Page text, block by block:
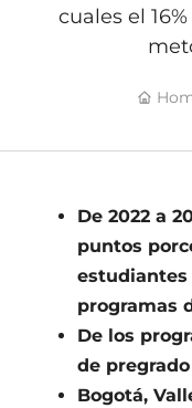
cuales el
De 2022 a
puntos
programas
De los
de pregrado
Bogotá,